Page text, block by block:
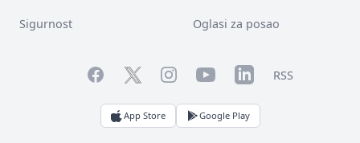
Sigurnost Oglasi za posao
FacebookTwitterInstagramYouTubeLinkedInRSS
App Store Google Play